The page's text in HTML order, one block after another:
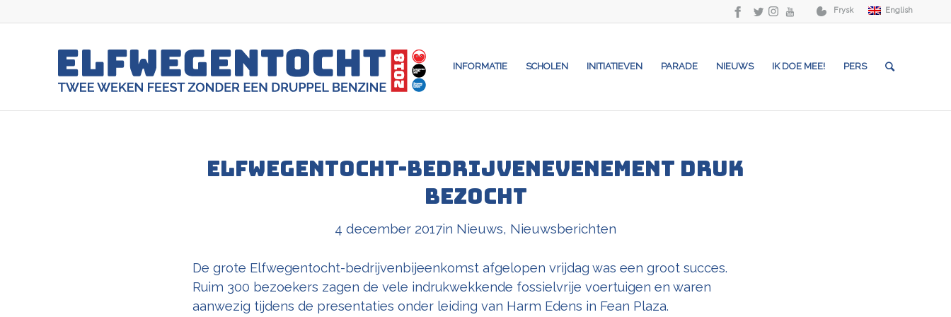
Frysk English
INFORMATIE SCHOLEN INITIATIEVEN PARADE NIEUWS IK DOE MEE! PERS
Elfwegentocht-bedrijvenevenement druk
bezocht
4 december 2017in Nieuws, Nieuwsberichten
De grote Elfwegentocht-bedrijvenbijeenkomst afgelopen vrijdag was een groot succes.
Ruim 300 bezoekers zagen de vele indrukwekkende fossielvrije voertuigen en waren
aanwezig tijdens de presentaties onder leiding van Harm Edens in Fean Plaza.